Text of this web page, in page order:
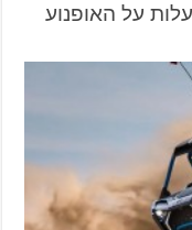
על האופנוע